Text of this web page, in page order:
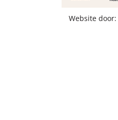
Website door: